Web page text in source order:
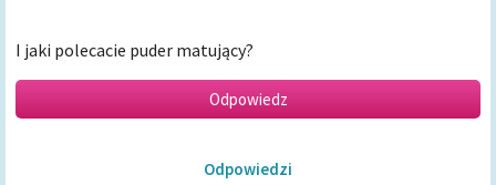
I jaki polecacie puder matujący?
Odpowiedzi